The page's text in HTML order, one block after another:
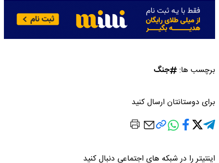
برچسب ها: جنگ
برای دوستانتان ارسال کنید
اینتیتر را در شبکه های اجتماعی دنبال کنید